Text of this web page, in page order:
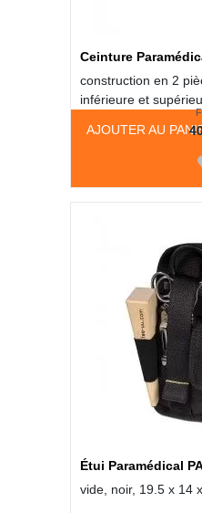
Ceinture
construction en 2
inférieure et
AJOUTER AU
Étui Paramédical
vide, noir, 19.5 x 14